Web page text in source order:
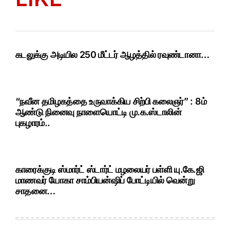
கடலுக்கு அடியில 250 மீட்டர் ஆழத்தில் ரவுண்டானா…
“நவீன தமிழகத்தை உருவாக்கிய சிற்பி கலைஞர்” : 8ம்
ஆண்டு நினைவு நாளையொட்டி மு.க.ஸ்டாலின்
புகழாரம்..
காரைக்குடி ஸ்மார்ட் ஸ்டார்ட் மழலையர் பள்ளி யு.கே.ஜி
மாணவர் யோகா சாம்பியன்ஷிப் போட்டியில் வென்று
சாதனை…